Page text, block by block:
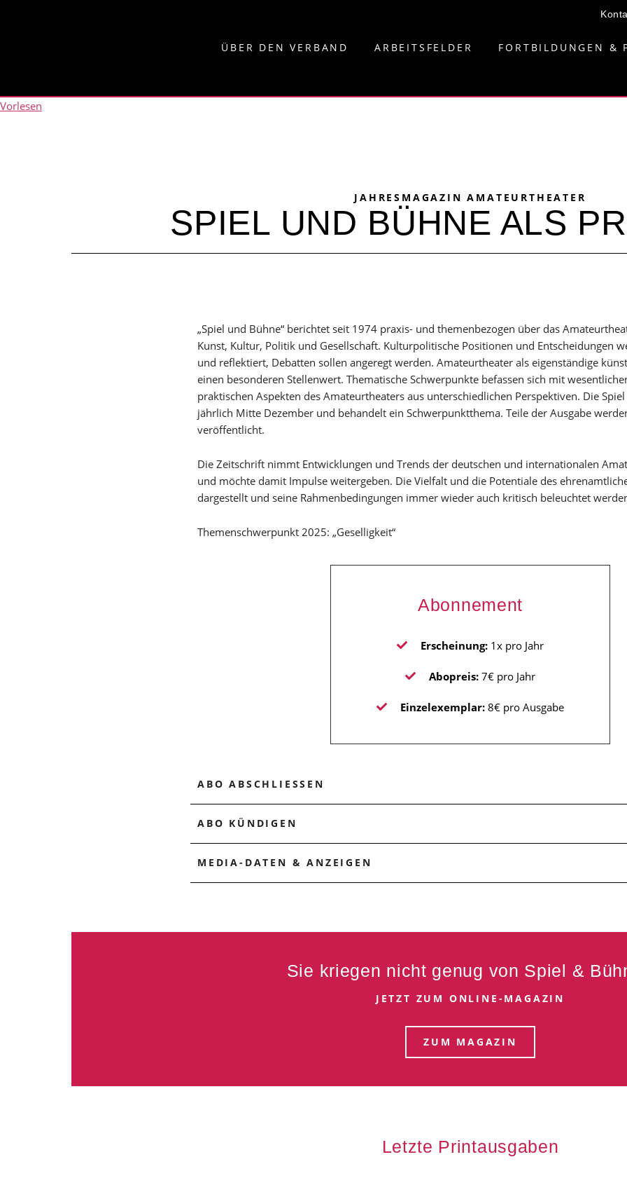
ÜBER DEN VERBAND ARBEITSFELDER FORTBILDUNGEN &
Vorlesen
JAHRESMAGAZIN AMATEURTHEATER
SPIEL UND BÜHNE ALS
„Spiel und Bühne“ berichtet seit 1974 praxis- und themenbezogen über das
Kunst, Kultur, Politik und Gesellschaft. Kulturpolitische Positionen und Entscheidungen
und reflektiert, Debatten sollen angeregt werden. Amateurtheater als eigenständige
einen besonderen Stellenwert. Thematische Schwerpunkte befassen sich mit
praktischen Aspekten des Amateurtheaters aus unterschiedlichen Perspektiven. Die
jährlich Mitte Dezember und behandelt ein Schwerpunktthema. Teile der Ausgabe
veröffentlicht.
Die Zeitschrift nimmt Entwicklungen und Trends der deutschen und internationalen
und möchte damit Impulse weitergeben. Die Vielfalt und die Potentiale des
dargestellt und seine Rahmenbedingungen immer wieder auch kritisch beleuchtet
Themenschwerpunkt 2025: „Geselligkeit“
Abonnement
Erscheinung:1x pro Jahr
Abopreis:7€ pro Jahr
Einzelexemplar:8€ pro Ausgabe
ABO ABSCHLIESSEN
ABO KÜNDIGEN
MEDIA-DATEN & ANZEIGEN
Sie kriegen nicht genug von Spiel &
JETZT ZUM ONLINE-MAGAZIN
ZUM MAGAZIN
Letzte Printausgaben